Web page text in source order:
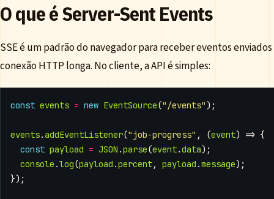
O que é Server-Sent Events
SSE é um padrão do navegador para receber eventos
conexão HTTP longa. No cliente, a API é simples:
const events = new EventSource("/events");
events.addEventListener("job-progress" , (event) => {
const payload = JSON .parse(event.data);
console .log(payload .percent, payload .message);
});